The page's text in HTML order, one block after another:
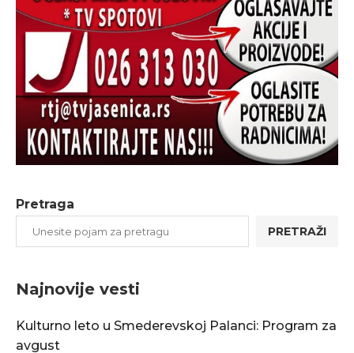
Pretraga
PRETRAŽI
Najnovije vesti
Kulturno leto u Smederevskoj Palanci: Program za
avgust